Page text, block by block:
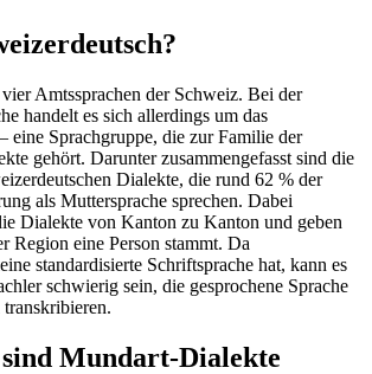
Amtssprachen der Schweiz. Bei der
handelt es sich allerdings um das
– eine Sprachgruppe, die zur Familie der
gehört. Darunter zusammengefasst sind die
Dialekte, die rund 62 % der
als Muttersprache sprechen. Dabei
Dialekte von Kanton zu Kanton und geben
Region eine Person stammt. Da
standardisierte Schriftsprache hat, kann es
schwierig sein, die gesprochene Sprache
Mundart-Dialekte